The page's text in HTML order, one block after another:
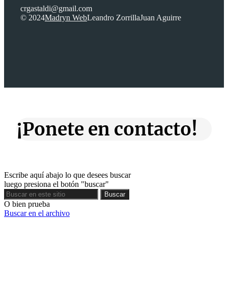
crgastaldi@gmail.com
© 2024Madryn WebLeandro ZorrillaJuan Aguirre
¡Ponete en contacto!
Escribe aquí abajo lo que desees buscar
luego presiona el botón "buscar"
Buscar
Buscar
O bien prueba
Buscar en el archivo